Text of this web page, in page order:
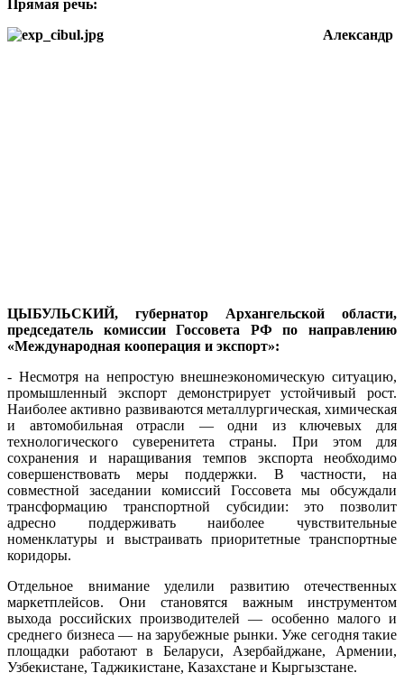
Прямая речь:
Александр
ЦЫБУЛЬСКИЙ, губернатор Архангельской области,
председатель комиссии Госсовета РФ по направлению
«Международная кооперация и экспорт»:
- Несмотря на непростую внешнеэкономическую ситуацию,
промышленный экспорт демонстрирует устойчивый рост.
Наиболее активно развиваются металлургическая, химическая
и автомобильная отрасли — одни из ключевых для
технологического суверенитета страны. При этом для
сохранения и наращивания темпов экспорта необходимо
совершенствовать меры поддержки. В частности, на
совместной заседании комиссий Госсовета мы обсуждали
трансформацию транспортной субсидии: это позволит
адресно поддерживать наиболее чувствительные
номенклатуры и выстраивать приоритетные транспортные
коридоры.
Отдельное внимание уделили развитию отечественных
маркетплейсов. Они становятся важным инструментом
выхода российских производителей — особенно малого и
среднего бизнеса — на зарубежные рынки. Уже сегодня такие
площадки работают в Беларуси, Азербайджане, Армении,
Узбекистане, Таджикистане, Казахстане и Кыргызстане.